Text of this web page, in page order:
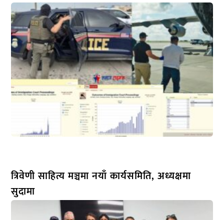
त्रिवेणी साहित्य मञ्चमा नयाँ कार्यसमिति, अध्यक्षमा
सुदामा